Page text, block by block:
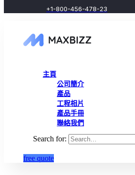
+1-800-456-478-23
主頁
公司簡介
產品
工程相片
產品手冊
聯絡我們
Search for:
free quote